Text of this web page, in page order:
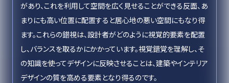
があり、これを利用して空間を広く見せることができる反面、あ
まりにも高い位置に配置すると居心地の悪い空間にもなり得
ます。これらの錯視は、設計者がどのように視覚的要素を配置
し、バランスを取るかにかかっています。視覚錯覚を理解し、そ
の知識を使ってデザインに反映させることは、建築やインテリア
デザインの質を高める要素となり得るのです。